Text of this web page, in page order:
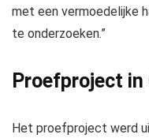
met een vermoedelijke
te onderzoeken.”
Proefproject in
Het proefproject werd